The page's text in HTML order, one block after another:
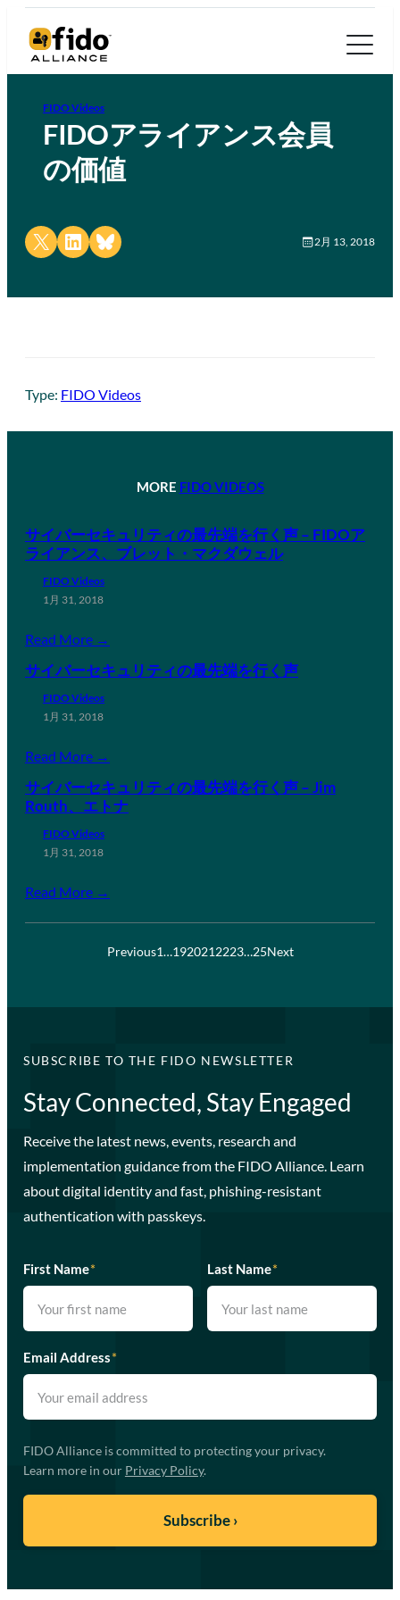
FIDO Videos
FIDOアライアンス会員
の価値
Share on X Share on LinkedIn
Share on Bluesky 2月 13, 2018
Type: FIDO Videos
MORE FIDO VIDEOS
サイバーセキュリティの最先端を行く声 – FIDOア
ライアンス、ブレット・マクダウェル
FIDO Videos
1月 31, 2018
Read More →
サイバーセキュリティの最先端を行く声
FIDO Videos
1月 31, 2018
Read More →
サイバーセキュリティの最先端を行く声 – Jim
Routh、エトナ
FIDO Videos
1月 31, 2018
Read More →
Previous1…1920212223…25Next
SUBSCRIBE TO THE FIDO NEWSLETTER
Stay Connected, Stay Engaged
Receive the latest news, events, research and
implementation guidance from the FIDO Alliance. Learn
about digital identity and fast, phishing-resistant
authentication with passkeys.
First Name* Last Name*
Email Address*
FIDO Alliance is committed to protecting your privacy.
Learn more in our Privacy Policy.